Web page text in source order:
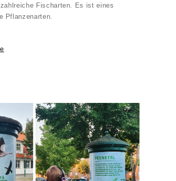
Fischarten. Es ist eines
Pflanzenarten.